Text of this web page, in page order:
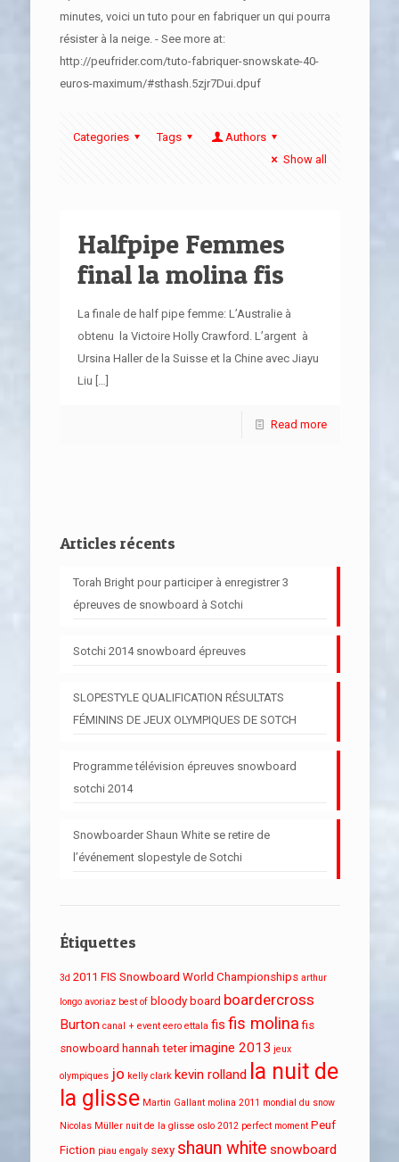
minutes, voici un tuto pour en fabriquer un qui pourra
résister à la neige. - See more at:
http://peufrider.com/tuto-fabriquer-snowskate-40-
euros-maximum/#sthash.5zjr7Dui.dpuf
Categories Tags
Authors
Show all
Halfpipe Femmes
final la molina fis
La finale de half pipe femme: L’Australie à
obtenu la Victoire Holly Crawford. L’argent à
Ursina Haller de la Suisse et la Chine avec Jiayu
Liu […]
Read more
Articles récents
Torah Bright pour participer à enregistrer 3
épreuves de snowboard à Sotchi
Sotchi 2014 snowboard épreuves
SLOPESTYLE QUALIFICATION RÉSULTATS
FÉMININS DE JEUX OLYMPIQUES DE SOTCH
Programme télévision épreuves snowboard
sotchi 2014
Snowboarder Shaun White se retire de
l’événement slopestyle de Sotchi
Étiquettes
3d 2011 FIS Snowboard World Championships arthur
longo avoriaz best of bloody board boardercross
Burton canal + event eero ettala fis fis molina fis
snowboard hannah teter imagine 2013 jeux
olympiques jo kelly clark kevin rolland la nuit de
la glisse Martin Gallant molina 2011 mondial du snow
Nicolas Müller nuit de la glisse oslo 2012 perfect moment Peuf
Fiction piau engaly sexy shaun white snowboard